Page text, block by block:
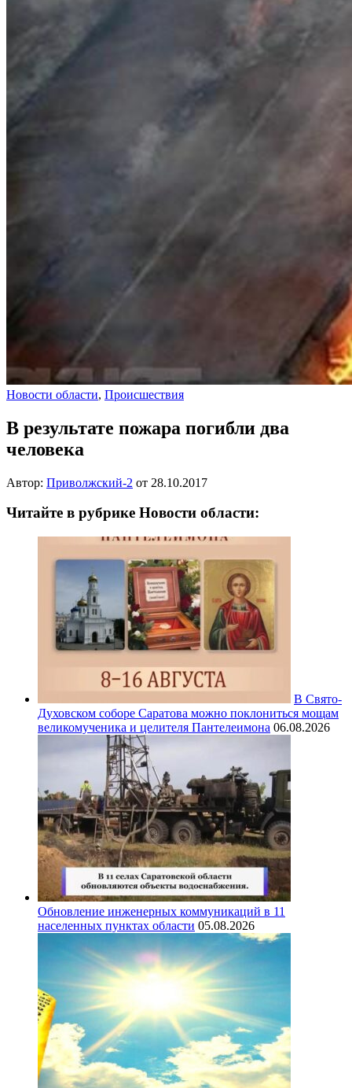
Новости области, Происшествия
В результате пожара погибли два
человека
Автор: Приволжский-2 от 28.10.2017
Читайте в рубрике Новости области:
В Свято-
Духовском соборе Саратова можно поклониться мощам
великомученика и целителя Пантелеимона 06.08.2026
Обновление инженерных коммуникаций в 11
населенных пунктах области 05.08.2026